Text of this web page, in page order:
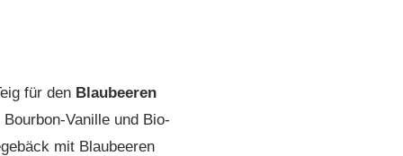
für den Blaubeeren
Vanille und Bio-
mit Blaubeeren